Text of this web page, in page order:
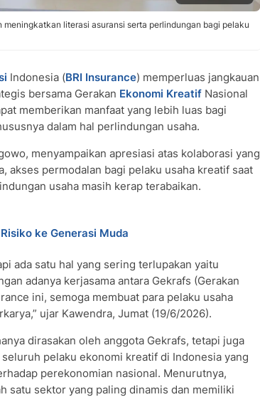
literasi asuransi serta perlindungan bagi pelaku
Indonesia (BRI Insurance) memperluas jangkauan
bersama Gerakan Ekonomi Kreatif Nasional
memberikan manfaat yang lebih luas bagi
dalam hal perlindungan usaha.
menyampaikan apresiasi atas kolaborasi yang
akses permodalan bagi pelaku usaha kreatif saat
usaha masih kerap terabaikan.
ke Generasi Muda
ada satu hal yang sering terlupakan yaitu
adanya kerjasama antara Gekrafs (Gerakan
ini, semoga membuat para pelaku usaha
ujar Kawendra, Jumat (19/6/2026).
dirasakan oleh anggota Gekrafs, tetapi juga
pelaku ekonomi kreatif di Indonesia yang
perekonomian nasional. Menurutnya,
satu sektor yang paling dinamis dan memiliki